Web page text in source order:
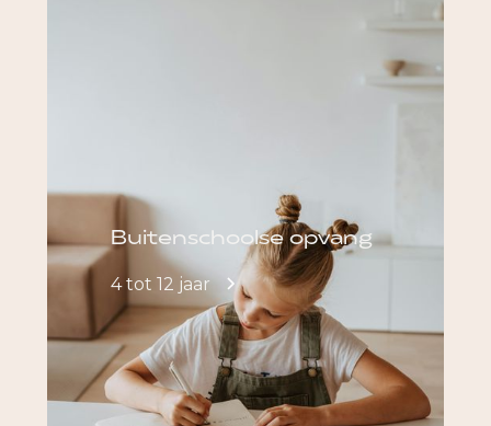
Buitenschoolse opvang
4 tot 12 jaar